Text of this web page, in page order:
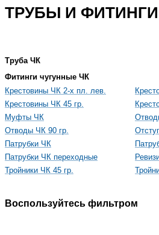
ТРУБЫ И
Труба ЧК
Фитинги чугунные ЧК
Крестовины ЧК 2-х пл. лев.
Крестовины ЧК 45 гр.
Муфты ЧК
Отводы ЧК 90 гр.
Патрубки ЧК
Патрубки ЧК переходные
Тройники ЧК 45 гр.
Воспользуйтесь фильтром